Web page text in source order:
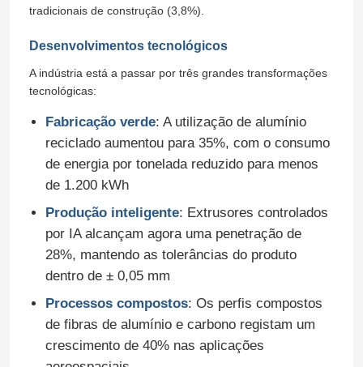
tradicionais de construção (3,8%).
Desenvolvimentos tecnológicos
A indústria está a passar por três grandes transformações
tecnológicas:
Fabricação verde: A utilização de alumínio
reciclado aumentou para 35%, com o consumo
de energia por tonelada reduzido para menos
de 1.200 kWh
Produção inteligente: Extrusores controlados
por IA alcançam agora uma penetração de
28%, mantendo as tolerâncias do produto
dentro de ± 0,05 mm
Processos compostos: Os perfis compostos
de fibras de alumínio e carbono registam um
crescimento de 40% nas aplicações